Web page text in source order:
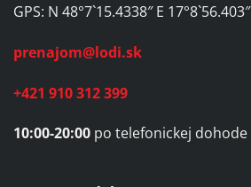
GPS: N 48°7`15.4338″ E 17°8`56.403″
prenajom@lodi.sk
+421 910 312 399
10:00-20:00 po telefonickej dohode